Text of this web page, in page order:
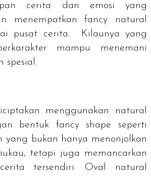
cerita dan emosi yang
menempatkanfancy natural
pusat cerita. Kilaunya yang
mampu menemani
spesial.
menggunakan natural
bentuk fancy shape seperti
yang bukan hanya menonjolkan
tetapi juga memancarkan
tersendiri. Oval natural